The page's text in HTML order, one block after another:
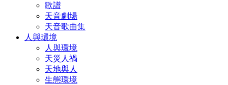
歌譜
天音劇場
天音歌曲集
人與環境
人與環境
天災人禍
天地與人
生態環境